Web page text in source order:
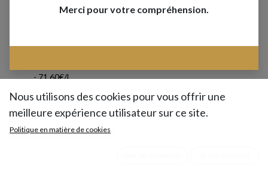
-71.60€/L
Avec sa notoriété sans frontière, le citron est
un indispensable de la cuisine.
Merci pour votre compréhension.
Nous utilisons des cookies pour vous offrir une
meilleure expérience utilisateur sur ce site.
Politique en matière de cookies